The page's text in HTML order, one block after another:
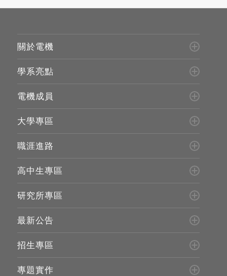
關於電機
學系亮點
電機成員
大學專區
職涯進路
高中生專區
研究所專區
最新公告
招生專區
專題實作